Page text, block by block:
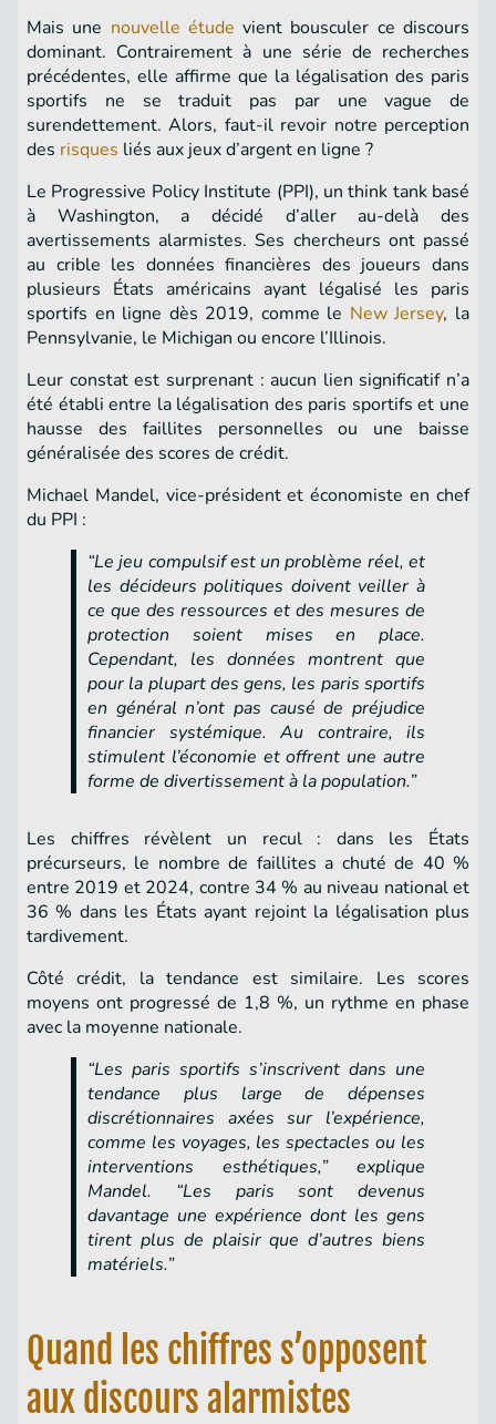
Mais une nouvelle étude vient bousculer ce discours
dominant. Contrairement à une série de recherches
précédentes, elle affirme que la légalisation des paris
sportifs ne se traduit pas par une vague de
surendettement. Alors, faut-il revoir notre perception
des risques liés aux jeux d’argent en ligne ?
Le Progressive Policy Institute (PPI), un think tank basé
à Washington, a décidé d’aller au-delà des
avertissements alarmistes. Ses chercheurs ont passé
au crible les données financières des joueurs dans
plusieurs États américains ayant légalisé les paris
sportifs en ligne dès 2019, comme le New Jersey, la
Pennsylvanie, le Michigan ou encore l’Illinois.
Leur constat est surprenant : aucun lien significatif n’a
été établi entre la légalisation des paris sportifs et une
hausse des faillites personnelles ou une baisse
généralisée des scores de crédit.
Michael Mandel, vice-président et économiste en chef
du PPI :
“Le jeu compulsif est un problème réel, et
les décideurs politiques doivent veiller à
ce que des ressources et des mesures de
protection soient mises en place.
Cependant, les données montrent que
pour la plupart des gens, les paris sportifs
en général n’ont pas causé de préjudice
financier systémique. Au contraire, ils
stimulent l’économie et offrent une autre
forme de divertissement à la population.”
Les chiffres révèlent un recul : dans les États
précurseurs, le nombre de faillites a chuté de 40 %
entre 2019 et 2024, contre 34 % au niveau national et
36 % dans les États ayant rejoint la légalisation plus
tardivement.
Côté crédit, la tendance est similaire. Les scores
moyens ont progressé de 1,8 %, un rythme en phase
avec la moyenne nationale.
“Les paris sportifs s’inscrivent dans une
tendance plus large de dépenses
discrétionnaires axées sur l’expérience,
comme les voyages, les spectacles ou les
interventions esthétiques,” explique
Mandel. “Les paris sont devenus
davantage une expérience dont les gens
tirent plus de plaisir que d’autres biens
matériels.”
Quand les chiffres s’opposent
aux discours alarmistes